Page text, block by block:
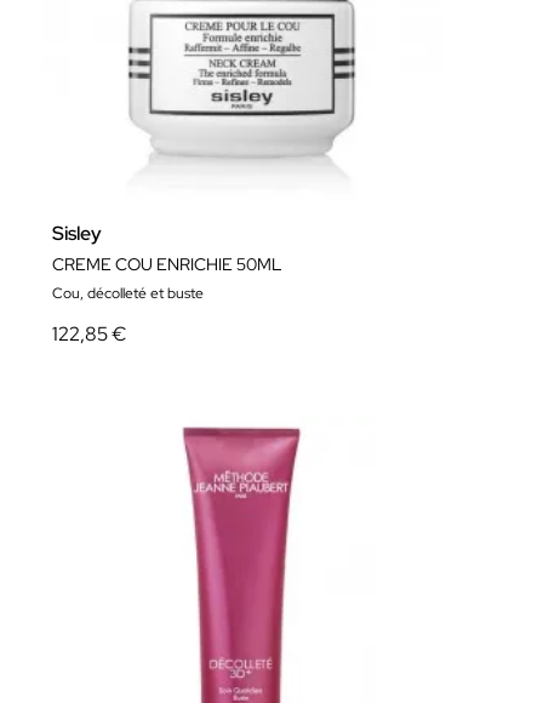
Sisley
CREME COU ENRICHIE 50ML
Cou, décolleté et buste
122,85 €